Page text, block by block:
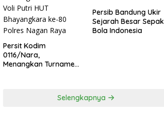
Persit Kodim
0116/Nara,
Menangkan Turnamen
Persib Bandung Ukir
Sejarah Besar Sepak
Bola Indonesia
Selengkapnya